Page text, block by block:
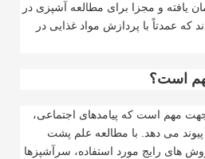
یافته و مجزا برای مطالعه آشپزی در
که عمدتاً با پردازش مواد غذایی در
است؟
مهم است که پیامدهای اجتماعی،
پیوند می دهد. با مطالعه علم پشت
های رایج مورد استفاده، سرآشپزها